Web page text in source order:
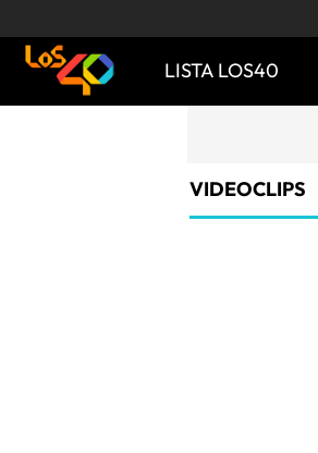
LISTA LOS40
VIDEOCLIPS